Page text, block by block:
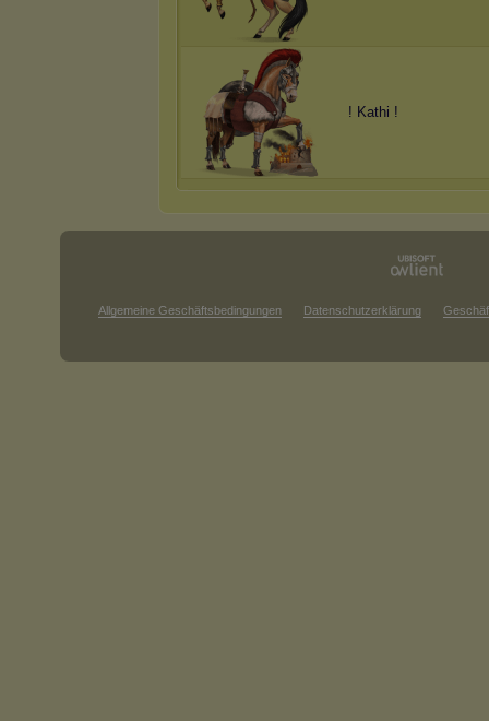
! Kathi !
Allgemeine Geschäftsbedingungen Datenschutzerklärung